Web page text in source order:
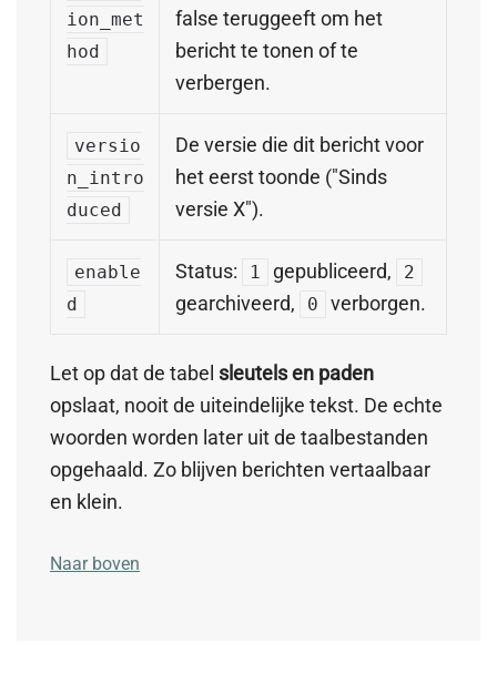
ion_met
hod
false teruggeeft om het
bericht te tonen of te
verbergen.
versio
n_intro
duced
De versie die dit bericht voor
het eerst toonde ("Sinds
versie X").
enable
d
Status: 1 gepubliceerd, 2
gearchiveerd, 0 verborgen.
Let op dat de tabel sleutels en paden
opslaat, nooit de uiteindelijke tekst. De echte
woorden worden later uit de taalbestanden
opgehaald. Zo blijven berichten vertaalbaar
en klein.
Naar boven